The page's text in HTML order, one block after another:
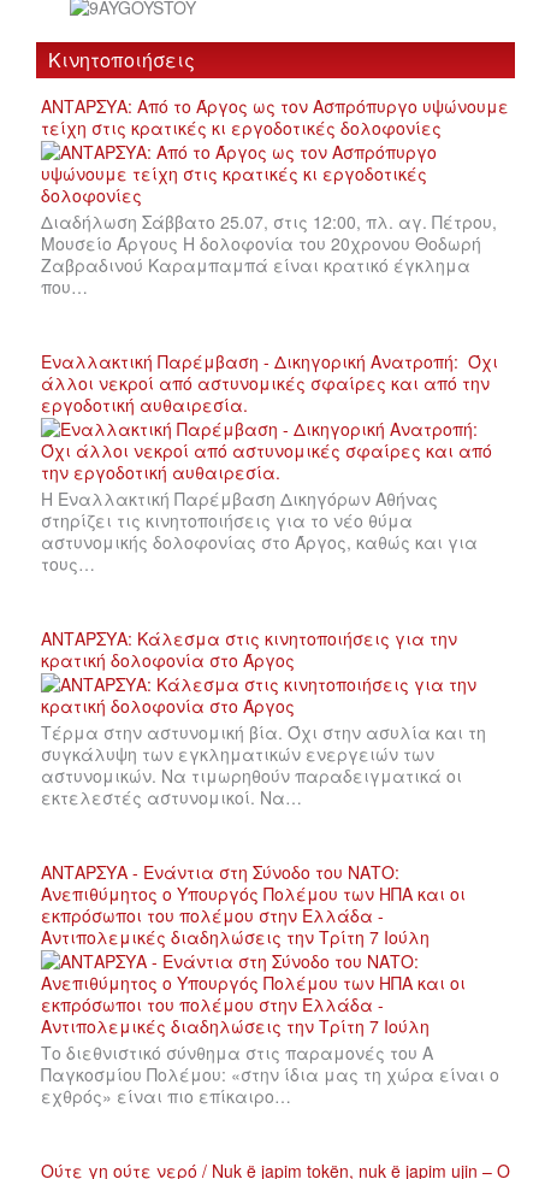
Κινητοποιήσεις
ΑΝΤΑΡΣΥΑ: Από το Άργος ως τον Ασπρόπυργο υψώνουμε
τείχη στις κρατικές κι εργοδοτικές δολοφονίες
Διαδήλωση Σάββατο 25.07, στις 12:00, πλ. αγ. Πέτρου,
Μουσείο Άργους Η δολοφονία του 20χρονου Θοδωρή
Ζαβραδινού Καραμπαμπά είναι κρατικό έγκλημα
που…
Εναλλακτική Παρέμβαση - Δικηγορική Ανατροπή: Όχι
άλλοι νεκροί από αστυνομικές σφαίρες και από την
εργοδοτική αυθαιρεσία.
Η Εναλλακτική Παρέμβαση Δικηγόρων Αθήνας
στηρίζει τις κινητοποιήσεις για το νέο θύμα
αστυνομικής δολοφονίας στο Άργος, καθώς και για
τους…
ΑΝΤΑΡΣΥΑ: Κάλεσμα στις κινητοποιήσεις για την
κρατική δολοφονία στο Άργος
Τέρμα στην αστυνομική βία. Όχι στην ασυλία και τη
συγκάλυψη των εγκληματικών ενεργειών των
αστυνομικών. Να τιμωρηθούν παραδειγματικά οι
εκτελεστές αστυνομικοί. Να…
ΑΝΤΑΡΣΥΑ - Ενάντια στη Σύνοδο του ΝΑΤΟ:
Ανεπιθύμητος ο Υπουργός Πολέμου των ΗΠΑ και οι
εκπρόσωποι του πολέμου στην Ελλάδα -
Αντιπολεμικές διαδηλώσεις την Τρίτη 7 Ιούλη
Το διεθνιστικό σύνθημα στις παραμονές του Α
Παγκοσμίου Πολέμου: «στην ίδια μας τη χώρα είναι ο
εχθρός» είναι πιο επίκαιρο…
Ούτε γη ούτε νερό / Nuk ë japim tokën, nuk ë japim ujin – Ο